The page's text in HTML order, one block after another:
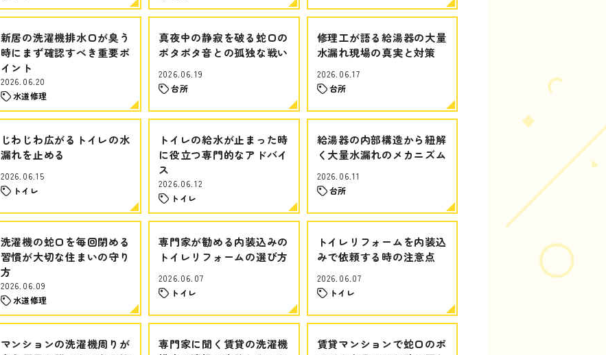
新居の洗濯機排水口が臭う
時にまず確認すべき重要ポ
イント
2026.06.20
水道修理
真夜中の静寂を破る蛇口の
ポタポタ音との孤独な戦い
2026.06.19
台所
修理工が語る給湯器の大量
水漏れ現場の真実と対策
2026.06.17
台所
じわじわ広がるトイレの水
漏れを止める
2026.06.15
トイレ
トイレの給水が止まった時
に役立つ専門的なアドバイ
ス
2026.06.12
トイレ
給湯器の内部構造から紐解
く大量水漏れのメカニズム
2026.06.11
台所
洗濯機の蛇口を毎回閉める
習慣が大切な住まいの守り
方
2026.06.09
水道修理
専門家が勧める内装込みの
トイレリフォームの選び方
2026.06.07
トイレ
トイレリフォームを内装込
みで依頼する時の注意点
2026.06.07
トイレ
マンションの洗濯機周りが
専門家に聞く賃貸の洗濯機
賃貸マンションで蛇口のポ